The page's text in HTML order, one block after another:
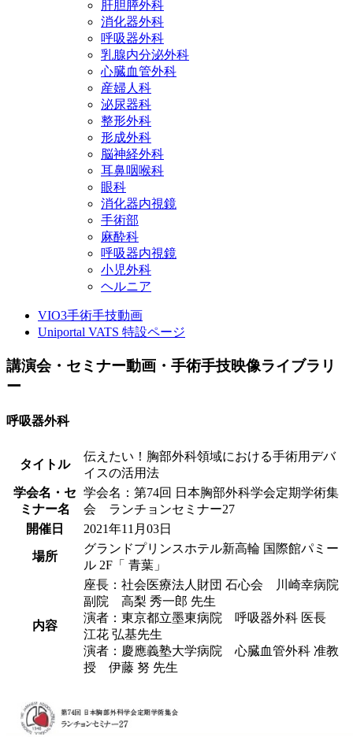
肝胆膵外科
消化器外科
呼吸器外科
乳腺内分泌外科
心臓血管外科
産婦人科
泌尿器科
整形外科
形成外科
脳神経外科
耳鼻咽喉科
眼科
消化器内視鏡
手術部
麻酔科
呼吸器内視鏡
小児外科
ヘルニア
VIO3手術手技動画
Uniportal VATS 特設ページ
講演会・セミナー動画・手術手技映像ライブラリ
ー
呼吸器外科
タイトル
伝えたい！胸部外科領域における手術用デバ
イスの活用法
学会名・セ
ミナー名
学会名：第74回 日本胸部外科学会定期学術集
会 ランチョンセミナー27
開催日
2021年11月03日
場所
グランドプリンスホテル新高輪 国際館パミー
ル 2F「 青葉」
内容
座長：社会医療法人財団 石心会 川崎幸病院
副院 高梨 秀一郎 先生
演者：東京都立墨東病院 呼吸器外科 医長
江花 弘基先生
演者：慶應義塾大学病院 心臓血管外科 准教
授 伊藤 努 先生